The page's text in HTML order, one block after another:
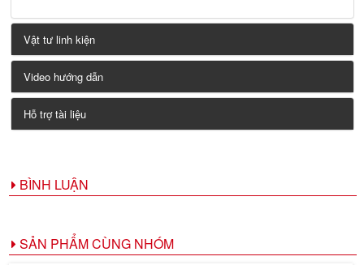
Vật tư linh kiện
Video hướng dẫn
Hỗ trợ tài liệu
BÌNH LUẬN
SẢN PHẨM CÙNG NHÓM